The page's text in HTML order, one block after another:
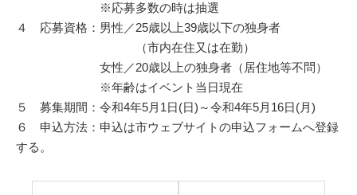
※応募多数の時は抽選
４ 応募資格：男性／25歳以上39歳以下の独身者
（市内在住又は在勤）
女性／20歳以上の独身者（居住地等不問）
※年齢はイベント当日現在
５ 募集期間：令和4年5月1日(日)～令和4年5月16日(月)
６ 申込方法：申込は市ウェブサイトの申込フォームへ登録
する。